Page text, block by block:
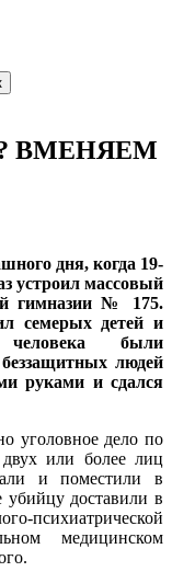
ВМЕНЯЕМ
дня, когда 19-
устроил массовый
гимназии № 175.
семерых детей и
были
людей
руками и сдался
уголовное дело по
или более лиц
и поместили в
убийцу доставили в
психиатрической
медицинском